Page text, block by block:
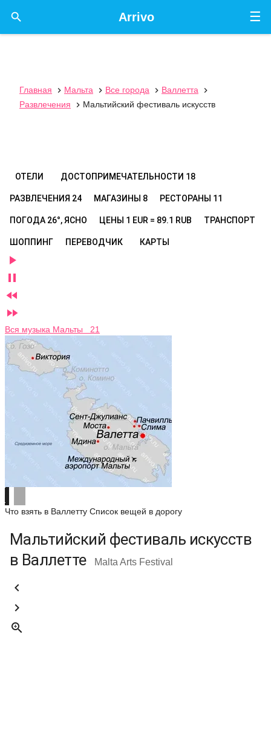
☰
Arrivo

Главная  Мальта  Все города  Валлетта

Развлечения
 Мальтийский фестиваль искусств
ОТЕЛИ ДОСТОПРИМЕЧАТЕЛЬНОСТИ 18
РАЗВЛЕЧЕНИЯ 24 МАГАЗИНЫ 8 РЕСТОРАНЫ 11
ПОГОДА 26°, ЯСНО ЦЕНЫ 1 EUR = 89.1 RUB ТРАНСПОРТ
ШОППИНГ ПЕРЕВОДЧИК КАРТЫ




Вся музыка Мальты 21
Что взять в Валлетту Список вещей в дорогу
Мальтийский фестиваль искусств
в Валлетте
Malta Arts Festival


